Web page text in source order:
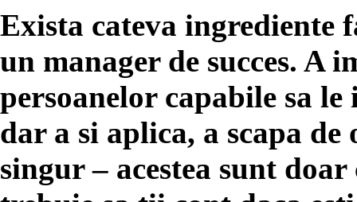
Exista cateva ingrediente
un manager de succes. A
persoanelor capabile sa
dar a si aplica, a scapa de
singur – acestea sunt